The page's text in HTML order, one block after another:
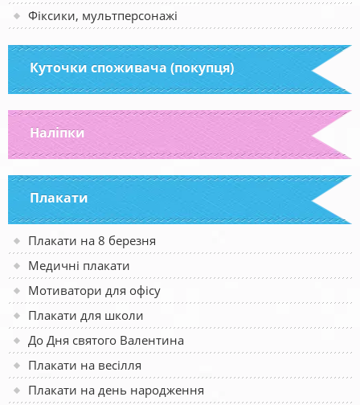
Фіксики, мультперсонажі
Куточки споживача (покупця)
Наліпки
Плакати
Плакати на 8 березня
Медичні плакати
Мотиватори для офісу
Плакати для школи
До Дня святого Валентина
Плакати на весілля
Плакати на день народження